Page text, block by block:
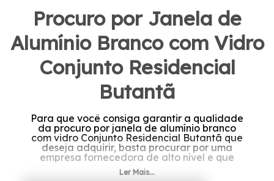
Procuro por Janela de
Alumínio Branco com Vidro
Conjunto Residencial
Butantã
Para que você consiga garantir a qualidade
da procuro por janela de alumínio branco
com vidro Conjunto Residencial Butantã que
deseja adquirir, basta procurar por uma
empresa fornecedora de alto nível e que
carregue muita experiência no ramo.
Ler Mais...